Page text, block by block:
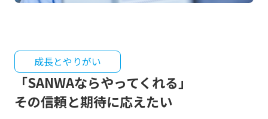
成長とやりがい
「SANWAならやってくれる」
その信頼と期待に応えたい